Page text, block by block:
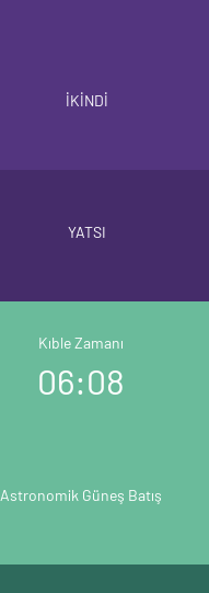
İKİNDİ
YATSI
Kıble Zamanı
06:08
Astronomik Güneş Batış